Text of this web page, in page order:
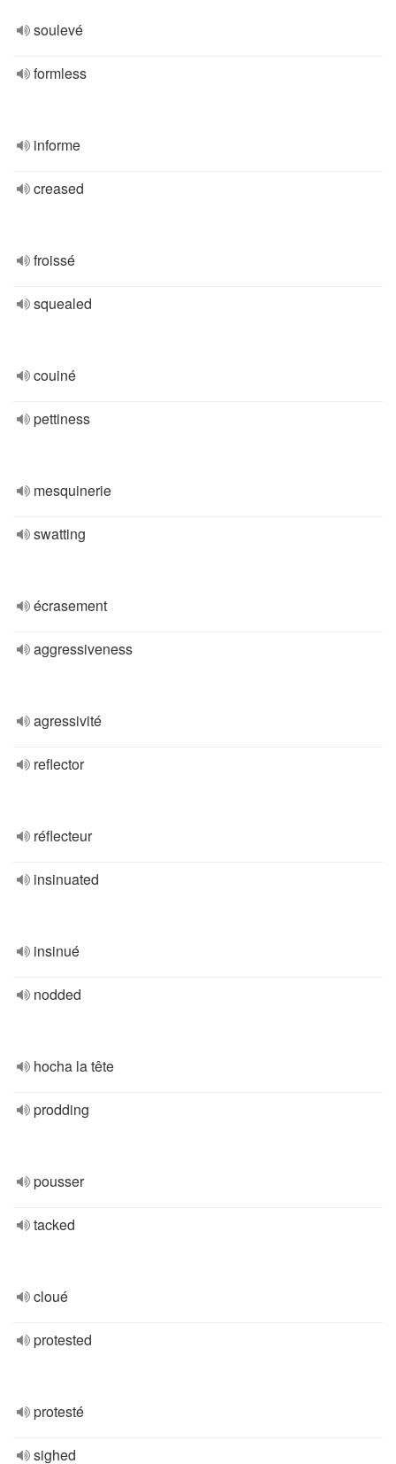
soulevé
formless
informe
creased
froissé
squealed
couiné
pettiness
mesquinerie
swatting
écrasement
aggressiveness
agressivité
reflector
réflecteur
insinuated
insinué
nodded
hocha la tête
prodding
pousser
tacked
cloué
protested
protesté
sighed